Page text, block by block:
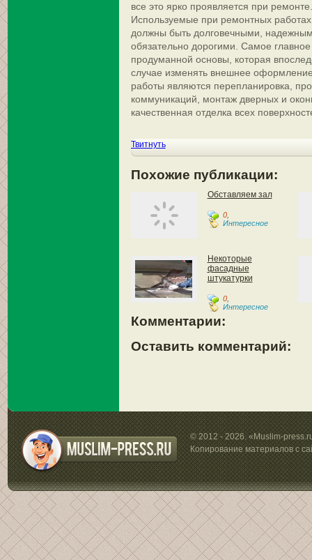
все это ярко проявляется при ремонте.
Используемые при ремонтных
должны быть долговечными,
обязательно дорогими. Самое
продуманной основы, которая
случае изменять внешнее
работы являются перепланировка,
коммуникаций, монтаж дверных и
качественная отделка всех
Твитнуть
Похожие публикации:
Обставляем зал
0,
Интересное
Некоторые
фасадные
штукатурки
0,
Интересное
Комментарии:
Оставить комментарий:
© 2012 - 2026. «Muslim-
Копирование материалов с